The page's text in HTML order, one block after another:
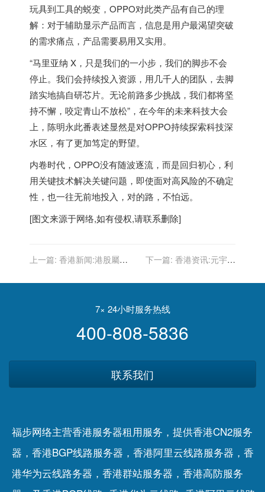
玩具到工具的蜕变，OPPO对此类产品有自己的理
解：对于辅助显示产品而言，信息是用户最渴望突破
的需求痛点，产品需要易用又实用。
“马里亚纳 X，只是我们的一小步，我们的脚步不会
停止。我们会持续投入资源，用几千人的团队，去脚
踏实地搞自研芯片。无论前路多少挑战，我们都将坚
持不懈，咬定青山不放松”，在今年的未来科技大会
上，陈明永此番表述显然是对OPPO持续探索科技深
水区，有了更加笃定的野望。
内卷时代，OPPO没有随波逐流，而是回归初心，利
用关键技术解决关键问题，即使面对高风险的不确定
性，也一往无前地投入，对的路，不怕远。
[图文来源于网络,如有侵权,请联系删除]
上一篇: 香港新闻:港股屬技
局 投資者以短炒為上｜許
下一篇: 香港资讯:元宇宙
7× 24小时服务热线
400-808-5836
联系我们
福步网络主营香港服务器租用服务，提供香港CN2服务
器，香港BGP线路服务器，香港阿里云线路服务器，香
港华为云线路务器，香港群站服务器，香港高防服务